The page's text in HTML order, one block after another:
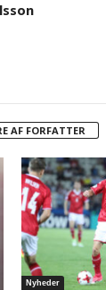
AF FORFATTER
Nyheder